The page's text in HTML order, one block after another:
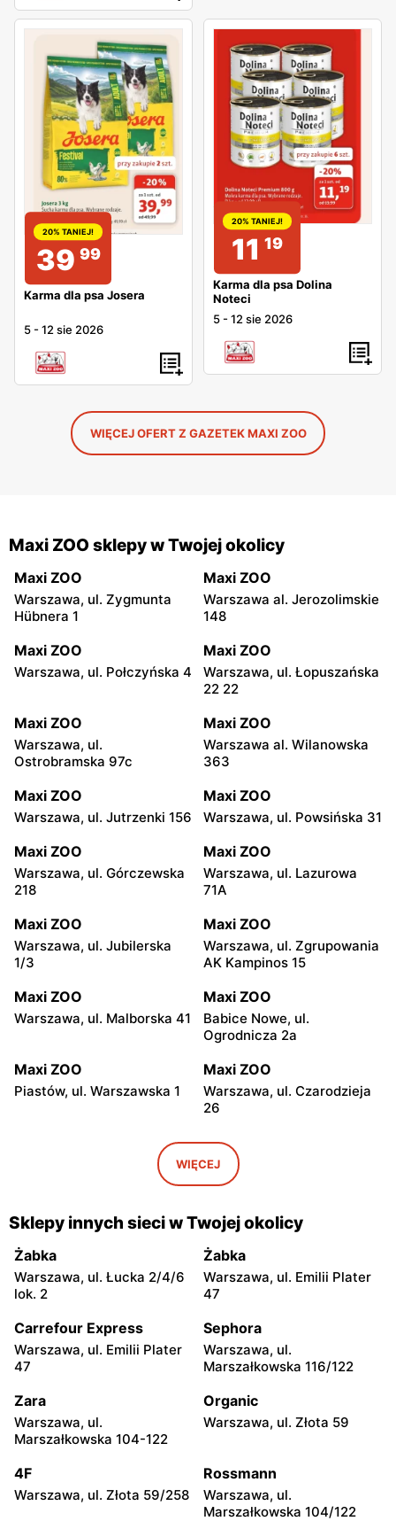
20% TANIEJ!
39 99
Karma dla psa Josera
5 -12 sie 2026
20% TANIEJ!
11 19
Karma dla psa Dolina
Noteci
5 -12 sie 2026
WIĘCEJ OFERT Z GAZETEK MAXI ZOO
Maxi ZOO sklepy w Twojej okolicy
Maxi ZOO
Warszawa, ul. Zygmunta
Hübnera 1
Maxi ZOO
Warszawa al. Jerozolimskie
148
Maxi ZOO
Warszawa, ul. Połczyńska 4
Maxi ZOO
Warszawa, ul. Łopuszańska
22 22
Maxi ZOO
Warszawa, ul.
Ostrobramska 97c
Maxi ZOO
Warszawa al. Wilanowska
363
Maxi ZOO
Warszawa, ul. Jutrzenki 156
Maxi ZOO
Warszawa, ul. Powsińska 31
Maxi ZOO
Warszawa, ul. Górczewska
218
Maxi ZOO
Warszawa, ul. Lazurowa
71A
Maxi ZOO
Warszawa, ul. Jubilerska
1/3
Maxi ZOO
Warszawa, ul. Zgrupowania
AK Kampinos 15
Maxi ZOO
Warszawa, ul. Malborska 41
Maxi ZOO
Babice Nowe, ul.
Ogrodnicza 2a
Maxi ZOO
Piastów, ul. Warszawska 1
Maxi ZOO
Warszawa, ul. Czarodzieja
26
Łomianki, ul. Brukowa 25
Maxi ZOO
Janki, ul. pl. Szwedzki 3
Piaseczno, ul. Okulickiego
Nowa Wieś, ul. Brzozowa
Maxi ZOO
Jabłonna, ul. Akademijna
Maxi ZOO
Wołomin, ul. Geodetów 2
Maxi ZOO
Otwock, ul. Płk. Ryszarda
Maxi ZOO
Milanówek, ul. Nowowiejska
Maxi ZOO
Grodzisk Mazowiecki, ul.
Maxi ZOO
Maxi ZOO Maxi ZOO
Radom, ul. Bolesława
WIĘCEJ
Sklepy innych sieci w Twojej okolicy
Żabka
Warszawa, ul. Łucka 2/4/6
lok. 2
Żabka
Warszawa, ul. Emilii Plater
47
Carrefour Express
Warszawa, ul. Emilii Plater
47
Sephora
Warszawa, ul.
Marszałkowska 116/122
Zara
Warszawa, ul.
Marszałkowska 104-122
Organic
Warszawa, ul. Złota 59
4F
Warszawa, ul. Złota 59/258
Rossmann
Warszawa, ul.
Marszałkowska 104/122